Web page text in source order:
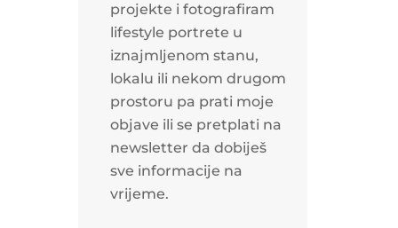
projekte i fotografiram
lifestyle portrete u
iznajmljenom stanu,
lokalu ili nekom drugom
prostoru pa prati moje
objave ili se pretplati na
newsletter da dobiješ
sve informacije na
vrijeme.